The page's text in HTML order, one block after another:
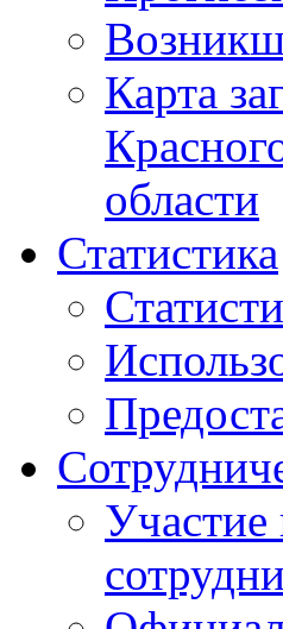
Карта
области
Статистика